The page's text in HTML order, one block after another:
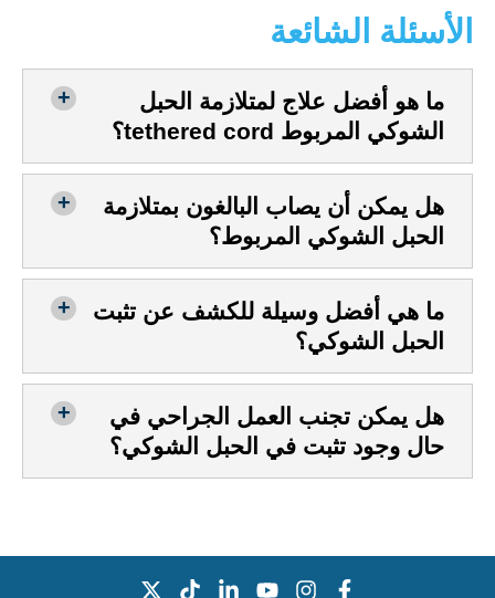
الأسئلة الشائعة
ما هو أفضل علاج لمتلازمة الحبل
الشوكي المربوط tethered cord؟
هل يمكن أن يصاب البالغون بمتلازمة
الحبل الشوكي المربوط؟
ما هي أفضل وسيلة للكشف عن تثبت
الحبل الشوكي؟
هل يمكن تجنب العمل الجراحي في
حال وجود تثبت في الحبل الشوكي؟